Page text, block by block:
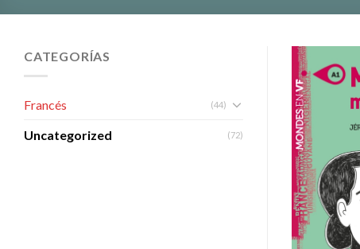
CATEGORÍAS
Francés (44)
Uncategorized (72)